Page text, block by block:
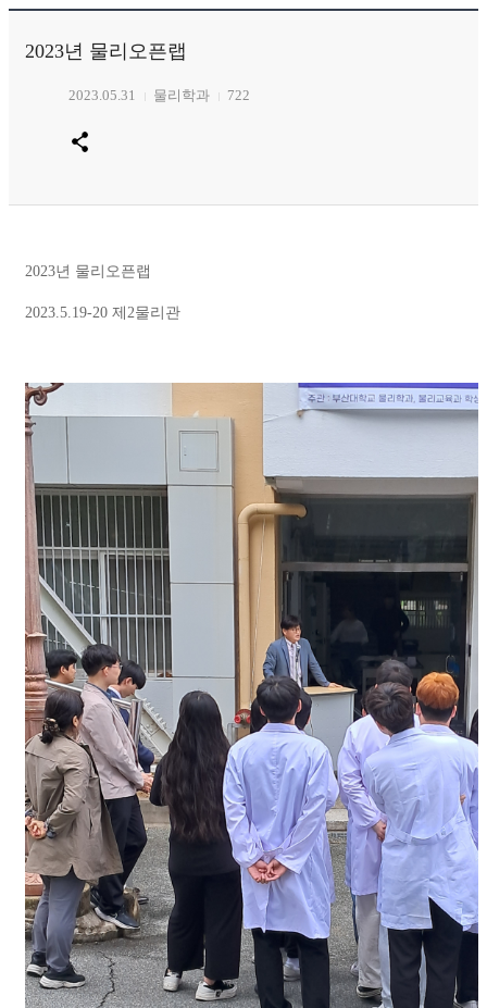
2023년 물리오픈랩
2023.05.31 물리학과 722
2023년 물리오픈랩
2023.5.19-20 제2물리관